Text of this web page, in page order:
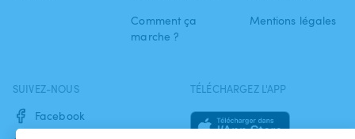
Comment ça
marche ?
Mentions légales
SUIVEZ-NOUS
Facebook
TÉLÉCHARGEZ L'APP